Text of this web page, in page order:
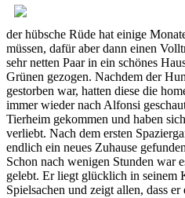
der hübsche Rüde hat einige
müssen, dafür aber dann einen
sehr netten Paar in ein schönes
Grünen gezogen. Nachdem der
gestorben war, hatten diese die
immer wieder nach Alfonsi
Tierheim gekommen und haben
verliebt. Nach dem ersten
endlich ein neues Zuhause
Schon nach wenigen Stunden war
gelebt. Er liegt glücklich in seinem
Spielsachen und zeigt allen, dass